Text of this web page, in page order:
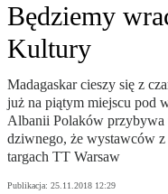
Będziemy
Kultury
Madagaskar cieszy się z
już na piątym miejscu pod
Albanii Polaków przybywa
dziwnego, że wystawców z
targach TT Warsaw
Publikacja: 25.11.2018 12:29